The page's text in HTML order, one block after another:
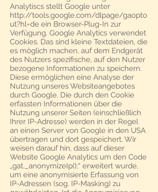
Analytiscs stellt Google unter
http://tools.google.com/dlpage/gaopto
ut?hl=de ein Browser-Plug-In zur
Verfügung. Google Analytics verwendet
Cookies. Das sind kleine Textdateien, die
es möglich machen, auf dem Endgerät
des Nutzers spezifische, auf den Nutzer
bezogene Informationen zu speichern.
Diese ermöglichen eine Analyse der
Nutzung unseres Websiteangebotes
durch Google. Die durch den Cookie
erfassten Informationen über die
Nutzung unserer Seiten (einschließlich
Ihrer IP-Adresse) werden in der Regel
an einen Server von Google in den USA
übertragen und dort gespeichert. Wir
weisen darauf hin, dass auf dieser
Website Google Analytics um den Code
„gat._anonymizeIp();“ erweitert wurde,
um eine anonymisierte Erfassung von
IP-Adressen (sog. IP-Masking) zu